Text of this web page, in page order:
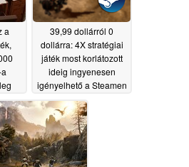
a
39,99 dollárról 0
dollárra: 4X stratégiai
játék most korlátozott
ideig ingyenesen
igényelhető a Steamen
05/22/2026